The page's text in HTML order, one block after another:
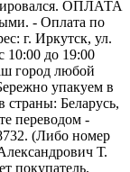
ОПЛАТА
- Оплата по
г. Иркутск, ул.
10:00 до 19:00
город любой
упакуем в
страны: Беларусь,
переводом -
(Либо номер
Т.
покупатель.